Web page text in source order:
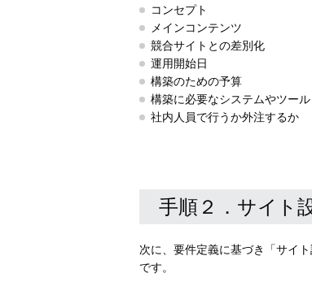
コンセプト
メインコンテンツ
競合サイトとの差別化
運用開始日
構築のための予算
構築に必要なシステムやツール
社内人員で行うか外注するか
手順２．サイト
次に、要件定義に基づき「サイ
です。